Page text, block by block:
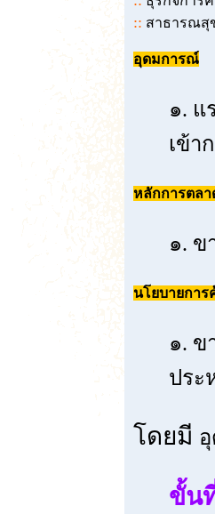
:: สาธารณสุ
อุดมการณ์
๑. แ
เข้า
หลักการตลา
๑. ข
นโยบายการ
๑. ข
ประ
โดยมี
ขั้น